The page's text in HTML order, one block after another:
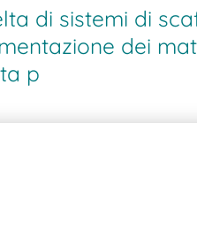
di sistemi di
dei
p